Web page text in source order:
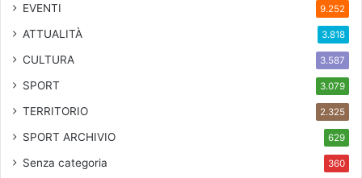
EVENTI 9.252
ATTUALITÀ 3.818
CULTURA 3.587
SPORT 3.079
TERRITORIO 2.325
SPORT ARCHIVIO 629
Senza categoria 360